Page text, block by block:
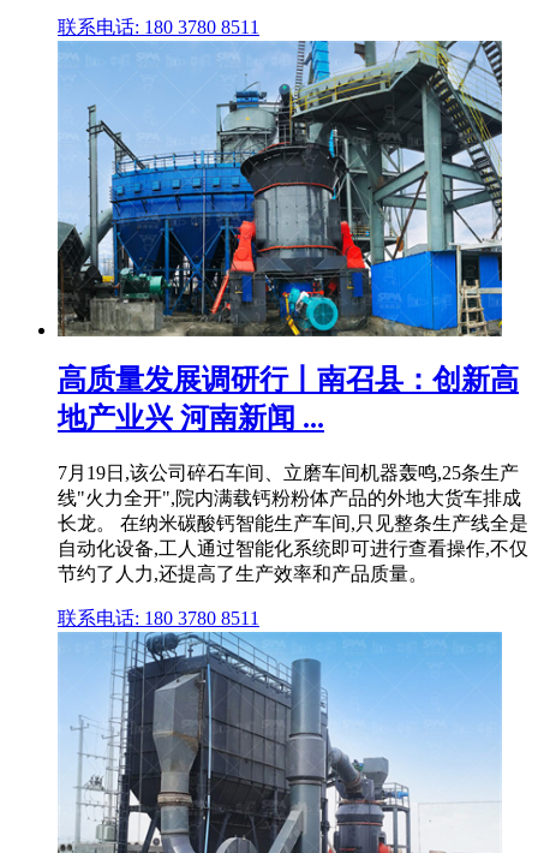
联系电话: 180 3780 8511
高质量发展调研行丨南召县：创新高
地产业兴 河南新闻 ...
7月19日,该公司碎石车间、立磨车间机器轰鸣,25条生产
线"火力全开",院内满载钙粉粉体产品的外地大货车排成
长龙。 在纳米碳酸钙智能生产车间,只见整条生产线全是
自动化设备,工人通过智能化系统即可进行查看操作,不仅
节约了人力,还提高了生产效率和产品质量。
联系电话: 180 3780 8511